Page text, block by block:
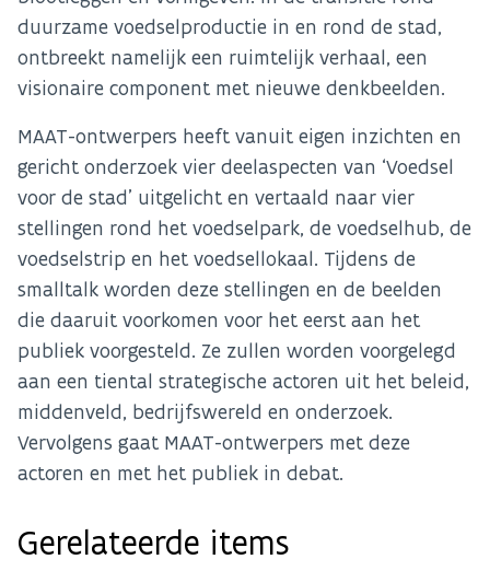
duurzame voedselproductie in en rond de stad,
ontbreekt namelijk een ruimtelijk verhaal, een
visionaire component met nieuwe denkbeelden.
MAAT-ontwerpers heeft vanuit eigen inzichten en
gericht onderzoek vier deelaspecten van ‘Voedsel
voor de stad’ uitgelicht en vertaald naar vier
stellingen rond het voedselpark, de voedselhub, de
voedselstrip en het voedsellokaal. Tijdens de
smalltalk worden deze stellingen en de beelden
die daaruit voorkomen voor het eerst aan het
publiek voorgesteld. Ze zullen worden voorgelegd
aan een tiental strategische actoren uit het beleid,
middenveld, bedrijfswereld en onderzoek.
Vervolgens gaat MAAT-ontwerpers met deze
actoren en met het publiek in debat.
Gerelateerde items